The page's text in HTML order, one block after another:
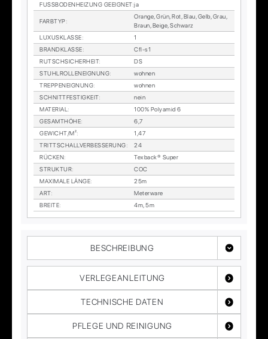
FUSS­BO­DEN­HEI­ZUNG GE­EIG­NET:ja
FARB­TYP:
Oran­ge, Grün, Rot, Blau, Gelb, Grau,
Braun, Beige, Schwarz
LU­XUS­KLAS­SE:
1
BRAND­KLAS­SE:
Cfl-s1
RUTSCH­SI­CHER­HEIT:
DS
STUHL­ROL­LEN­EIG­NUNG:
woh­nen
TREP­PEN­EIG­NUNG:
woh­nen
SCHNITT­FES­TIG­KEIT:
nein
MA­TE­RI­AL:
100% Po­ly­amid 6
GE­SAMT­HÖ­HE:
6,7
GE­WICHT/M²:
1,47
TRITT­SCHALL­VER­BES­SE­RUNG:
24
RÜ­CKEN:
Tex­back® Su­per
STRUK­TUR:
COC
MA­XI­MA­LE LÄN­GE:
25m
ART:
Me­ter­wa­re
BREI­TE: 4m, 5m
BESCHREIBUNG
VERLEGEANLEITUNG
TECHNISCHE DATEN
PFLEGE UND REINIGUNG